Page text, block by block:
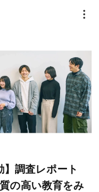
】調査レポート
の高い教育をみ